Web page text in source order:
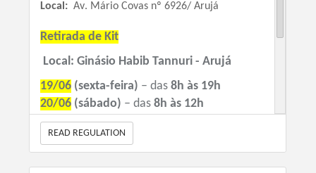
Local: Av. Mário Covas nº 6926/ Arujá
Retirada de Kit
Local: Ginásio Habib Tannuri - Arujá
19/06 (sexta-feira) – das8h às 19h
20/06 (sábado) – das8h às 12h
Atenção : Não haverá entrega de kits no local de prova.
Sobre o Kit
A inscrição da Corrida e caminhada de Aniversário Arujá
READ REGULATION